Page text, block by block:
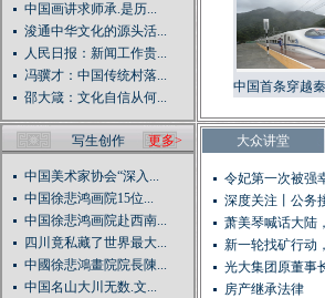
中国画讲求师承.是历...
浚通中华文化的源头活...
人民日报：新闻工作贵...
冯骥才：中国传统村落...
邵大箴：文化自信从何...
中国首条穿越
写生创作 更多>
中国美术家协会“深入...
中国徐悲鸿画院15位...
中国徐悲鸿画院赴西南...
四川竟私藏了世界最大...
中國徐悲鴻畫院院長陳...
中国名山大川无数.文...
大众讲堂
令妃第一次被强
深度关注丨公务
萧美琴喊话大陆
是...新一轮找矿行动
光大集团原董事
房产继承法律